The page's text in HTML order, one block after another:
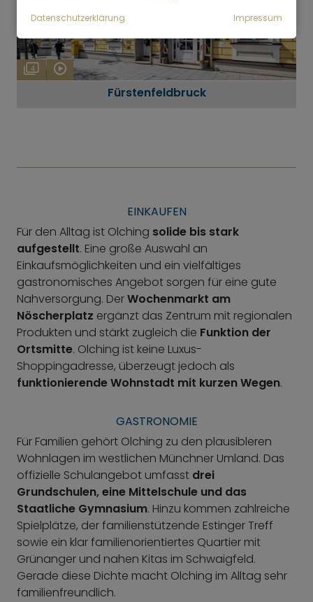
4
Fürstenfeldbruck
EINKAUFEN
Für den Alltag ist Olching solide bis stark
aufgestellt. Eine große Auswahl an
Einkaufsmöglichkeiten und ein vielfältiges
gastronomisches Angebot sorgen für eine gute
Nahversorgung. DerWochenmarkt am
Nöscherplatz ergänzt das Zentrum mit regionalen
Produkten und stärkt zugleich die Funktion der
Ortsmitte. Olching ist keine Luxus-
Shoppingadresse, überzeugt jedoch als
funktionierende Wohnstadt mit kurzen Wegen.
GASTRONOMIE
Für Familien gehört Olching zu den plausibleren
Wohnlagen im westlichen Münchner Umland. Das
offizielle Schulangebot umfasst drei
Grundschulen, eine Mittelschule und das
Staatliche Gymnasium. Hinzu kommen zahlreiche
Spielplätze, der familienstützende Estinger Treff
sowie ein klar familienorientiertes Quartier mit
Grünanger und nahen Kitas im Schwaigfeld.
Gerade diese Dichte macht Olching im Alltag sehr
familienfreundlich.
Datenschutzerklärung
Impressum